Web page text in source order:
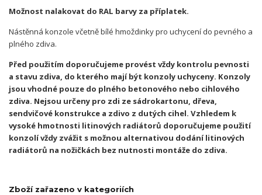
Možnost nalakovat do RAL barvy za příplatek.
Nástěnná konzole včetně bílé hmoždinky pro uchycení do pevného a
plného zdiva.
Před použitím doporučujeme provést vždy kontrolu pevnosti
a stavu zdiva, do kterého mají být konzoly uchyceny. Konzoly
jsou vhodné pouze do plného betonového nebo cihlového
zdiva. Nejsou určeny pro zdi ze sádrokartonu, dřeva,
sendvičové konstrukce a zdivo z dutých cihel. Vzhledem k
vysoké hmotnosti litinových radiátorů doporučujeme použití
konzolí vždy zvážit s možnou alternativou dodání litinových
radiátorů na nožičkách bez nutnosti montáže do zdiva.
Zboží zařazeno v kategoriích